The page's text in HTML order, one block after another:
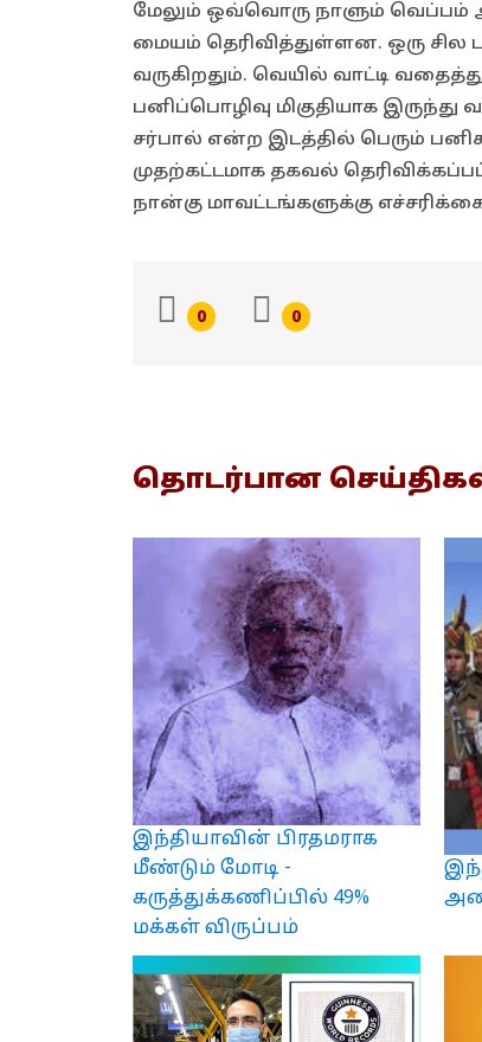
மேலும் ஒவ்வொரு நாளும் வெப்பம்
மையம் தெரிவித்துள்ளன. ஒரு சில
வருகிறதும். வெயில் வாட்டி
பனிப்பொழிவு மிகுதியாக
சர்பால் என்ற இடத்தில் பெரும்
முதற்கட்டமாக தகவல்
நான்கு மாவட்டங்களுக்கு
0 0
தொடர்பான
இந்தியாவின் பிரதமராக
மீண்டும் மோடி -
கருத்துக்கணிப்பில் 49%
மக்கள் விருப்பம்